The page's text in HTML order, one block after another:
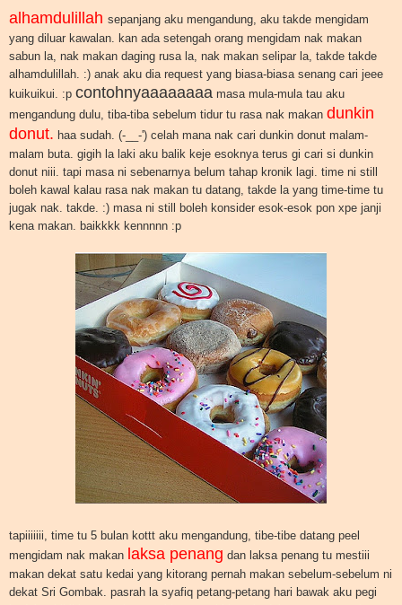
alhamdulillah sepanjang aku mengandung, aku takde mengidam
yang diluar kawalan. kan ada setengah orang mengidam nak makan
sabun la, nak makan daging rusa la, nak makan selipar la, takde takde
alhamdulillah. :) anak aku dia request yang biasa-biasa senang cari jeee
kuikuikui. :p contohnyaaaaaaaa masa mula-mula tau aku
mengandung dulu, tiba-tiba sebelum tidur tu rasa nak makan dunkin
donut. haa sudah. (-__-') celah mana nak cari dunkin donut malam-
malam buta. gigih la laki aku balik keje esoknya terus gi cari si dunkin
donut niii. tapi masa ni sebenarnya belum tahap kronik lagi. time ni still
boleh kawal kalau rasa nak makan tu datang, takde la yang time-time tu
jugak nak. takde. :) masa ni still boleh konsider esok-esok pon xpe janji
kena makan. baikkkk kennnnn :p
tapiiiiiii, time tu 5 bulan kottt aku mengandung, tibe-tibe datang peel
mengidam nak makan laksa penang dan laksa penang tu mestiii
makan dekat satu kedai yang kitorang pernah makan sebelum-sebelum ni
dekat Sri Gombak. pasrah la syafiq petang-petang hari bawak aku pegi